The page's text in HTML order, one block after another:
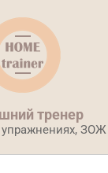
тренер
упражнениях,